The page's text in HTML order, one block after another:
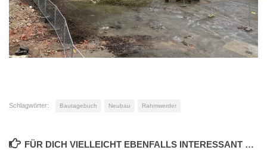
Schlagwörter: Bautagebuch Neubau Rahmwerder
FÜR DICH VIELLEICHT EBENFALLS INTERESSANT …